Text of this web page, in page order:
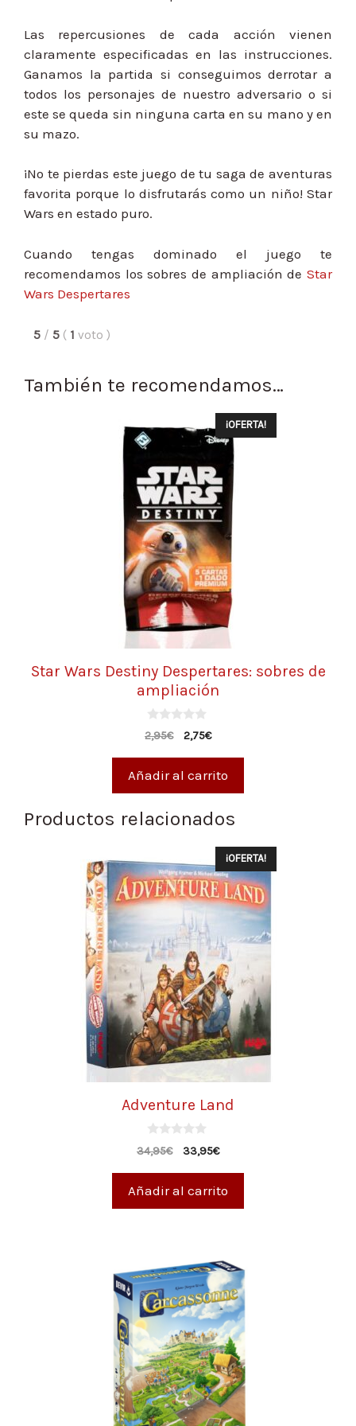
Las repercusiones de cada acción vienen
claramente especificadas en las instrucciones.
Ganamos la partida si conseguimos derrotar a
todos los personajes de nuestro adversario o si
este se queda sin ninguna carta en su mano y en
su mazo.
¡No te pierdas este juego de tu saga de aventuras
favorita porque lo disfrutarás como un niño! Star
Wars en estado puro.
Cuando tengas dominado el juego te
recomendamos los sobres de ampliación de Star
Wars Despertares
5 / 5 ( 1 voto )
También te recomendamos…
¡OFERTA!
Star Wars Destiny Despertares: sobres de
ampliación
0
d
2,95€ 2,75€
Añadir al carrito
Productos relacionados
¡OFERTA!
Adventure Land
0
d
34,95€ 33,95€
Añadir al carrito